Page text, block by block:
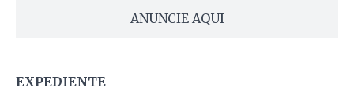
ANUNCIE AQUI
EXPEDIENTE